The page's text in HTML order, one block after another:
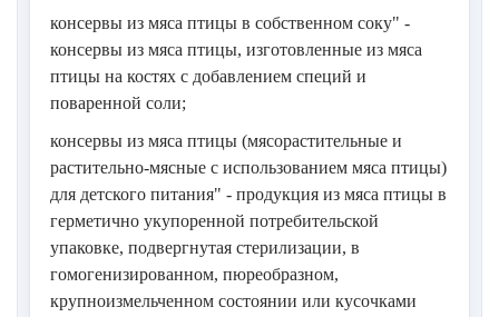
консервы из мяса птицы в собственном соку" -
консервы из мяса птицы, изготовленные из мяса
птицы на костях с добавлением специй и
поваренной соли;
консервы из мяса птицы (мясорастительные и
растительно-мясные с использованием мяса птицы)
для детского питания" - продукция из мяса птицы в
герметично укупоренной потребительской
упаковке, подвергнутая стерилизации, в
гомогенизированном, пюреобразном,
крупноизмельченном состоянии или кусочками